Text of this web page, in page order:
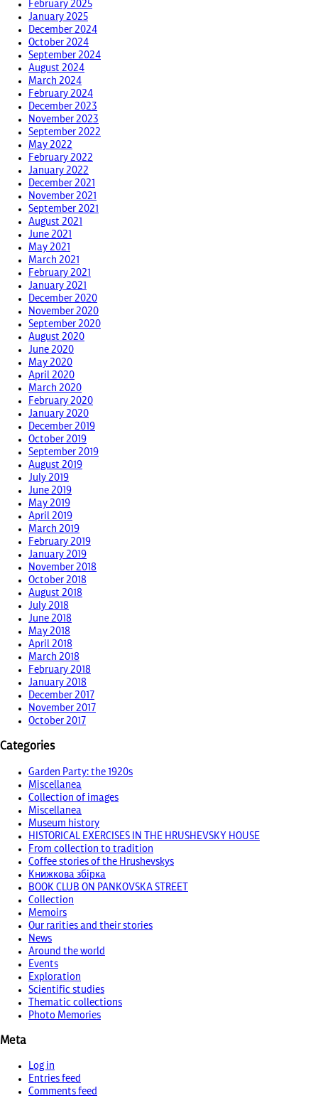
February 2025
January 2025
December 2024
October 2024
September 2024
August 2024
March 2024
February 2024
December 2023
November 2023
September 2022
May 2022
February 2022
January 2022
December 2021
November 2021
September 2021
August 2021
June 2021
May 2021
March 2021
February 2021
January 2021
December 2020
November 2020
September 2020
August 2020
June 2020
May 2020
April 2020
March 2020
February 2020
January 2020
December 2019
October 2019
September 2019
August 2019
July 2019
June 2019
May 2019
April 2019
March 2019
February 2019
January 2019
November 2018
October 2018
August 2018
July 2018
June 2018
May 2018
April 2018
March 2018
February 2018
January 2018
December 2017
November 2017
October 2017
Categories
Garden Party: the 1920s
Miscellanea
Collection of images
Miscellanea
Museum history
HISTORICAL EXERCISES IN THE HRUSHEVSKY HOUSE
From collection to tradition
Coffee stories of the Hrushevskys
Книжкова збірка
BOOK CLUB ON PANKOVSKA STREET
Collection
Memoirs
Our rarities and their stories
News
Around the world
Events
Exploration
Scientific studies
Thematic collections
Photo Memories
Meta
Log in
Entries feed
Comments feed